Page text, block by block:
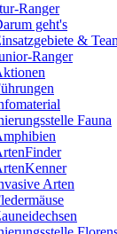
Ranger
geht's
&
Ranger
Fauna
Arten